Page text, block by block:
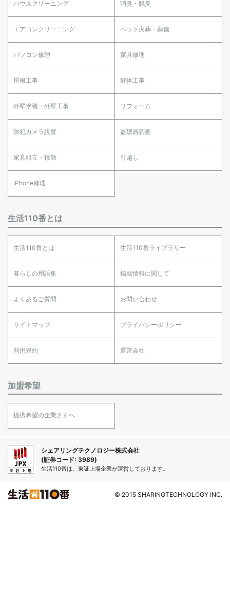
ハウスクリーニング 消臭・脱臭
エアコンクリーニング ペット火葬・葬儀
パソコン修理 家具修理
屋根工事 解体工事
外壁塗装・外壁工事 リフォーム
防犯カメラ設置 盗聴器調査
家具組立・移動 引越し
iPhone修理
生活110番とは
生活110番とは 生活110番ライブラリー
暮らしの用語集 掲載情報に関して
よくあるご質問 お問い合わせ
サイトマップ プライバシーポリシー
利用規約 運営会社
加盟希望
提携希望の企業さまへ
シェアリングテクノロジー株式会社
(証券コード: 3989)
生活110番は、東証上場企業が運営しております。
© 2015 SHARINGTECHNOLOGY INC.